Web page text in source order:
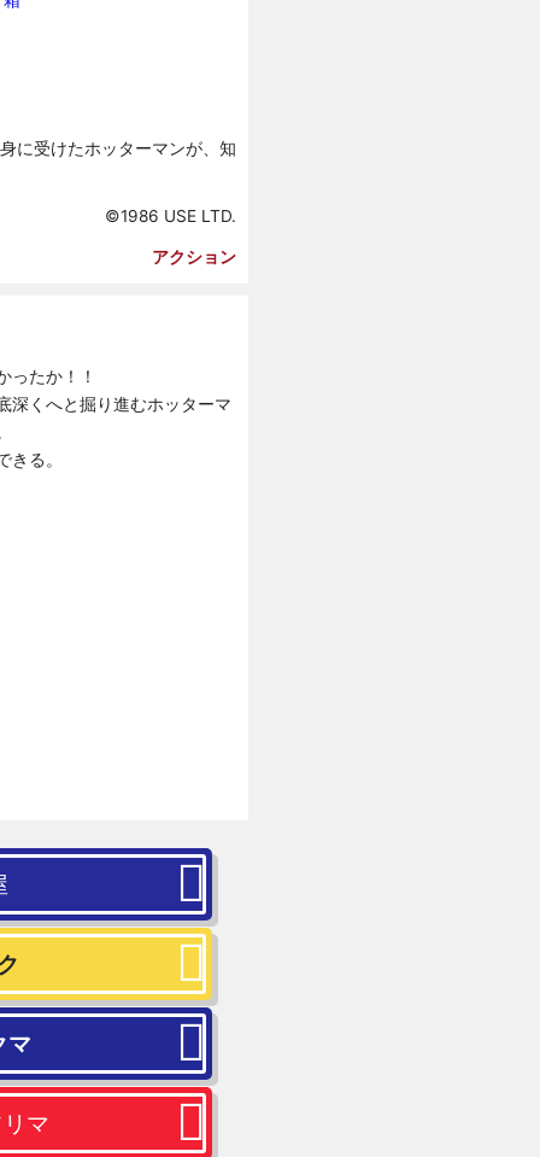
に受けたホッターマンが、知
©1986 USE LTD.
アクション
ったか！！
深くへと掘り進むホッターマ
きる。
マ
マ